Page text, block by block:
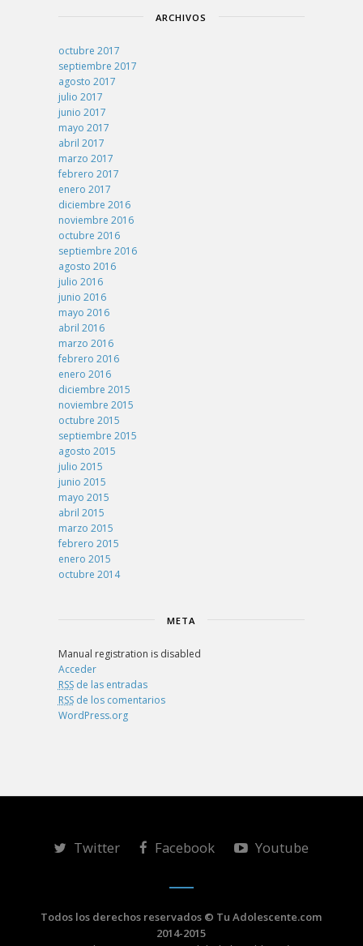
ARCHIVOS
octubre 2017
septiembre 2017
agosto 2017
julio 2017
junio 2017
mayo 2017
abril 2017
marzo 2017
febrero 2017
enero 2017
diciembre 2016
noviembre 2016
octubre 2016
septiembre 2016
agosto 2016
julio 2016
junio 2016
mayo 2016
abril 2016
marzo 2016
febrero 2016
enero 2016
diciembre 2015
noviembre 2015
octubre 2015
septiembre 2015
agosto 2015
julio 2015
junio 2015
mayo 2015
abril 2015
marzo 2015
febrero 2015
enero 2015
octubre 2014
META
Manual registration is disabled
Acceder
RSSde las entradas
RSSde los comentarios
WordPress.org
Twitter Facebook Youtube
Todos los derechos reservados © Tu Adolescente.com
2014-2015